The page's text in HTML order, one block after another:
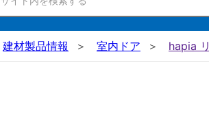
建材製品情報 室内ドア hapia